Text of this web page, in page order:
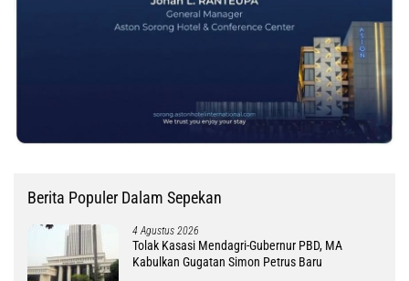
Berita Populer Dalam Sepekan
4 Agustus 2026
Tolak Kasasi Mendagri-Gubernur PBD, MA
Kabulkan Gugatan Simon Petrus Baru